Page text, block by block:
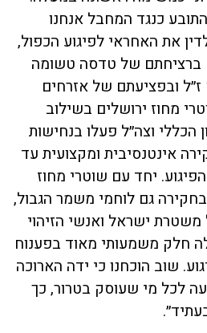
כנגד המחבל אנחנו
את האחראי לפיגוע הכפול,
ברציחתם של טדסה טשומה
ז״ל ובפציעתם של אזרחים
מחוז ירושלים בשילוב
הכללי וצה״ל פעלו בנחישות
אינטנסיבית ומקצועית עד
יחד עם שוטרי מחוז
גם לוחמי משמר הגבול,
ישראל ואנשי הזיהוי
חלק משמעותי מאוד בפענוח
שוב הוכחנו כי ידה הארוכה
לכל מי שעוסק בטרור, כך